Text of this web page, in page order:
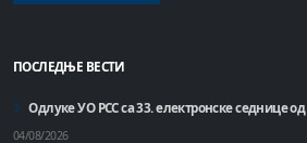
ПОСЛЕДЊЕ ВЕСТИ
Одлуке УО РСС са 33. електронске седнице од
04/08/2026